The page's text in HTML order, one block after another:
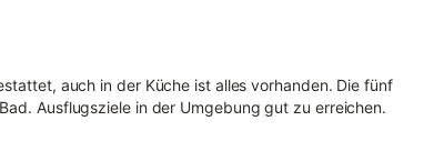
auch in der Küche ist alles vorhanden. Die fünf
Ausflugsziele in der Umgebung gut zu erreichen.